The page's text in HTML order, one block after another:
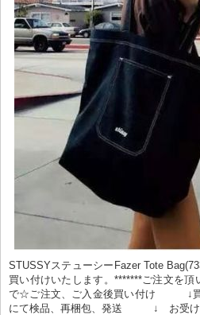
STUSSYステューシーFazer Tote
買い付けいたします。*******ご注文を
で☆ご注文、ご入金後買い付け　　　↓
にて検品、再梱包、発送　　　